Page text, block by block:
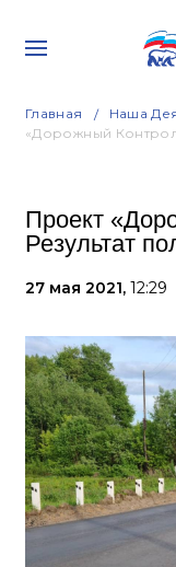
Главная Наша
«Дорожный
Проект
Результат
27 мая 2021, 12:29